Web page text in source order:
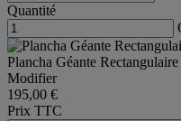
Quantité
Plancha Géante
Modifier
195,00 €
Prix TTC